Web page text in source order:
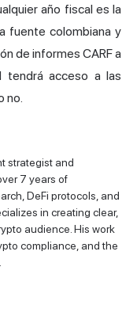
año fiscal es la
fuente colombiana y
de informes CARF a
tendrá acceso a las
no.
strategist and
7 years of
DeFi protocols, and
in creating clear,
audience. His work
compliance, and the